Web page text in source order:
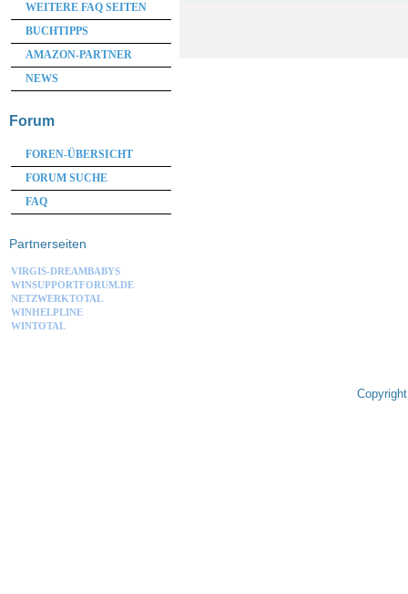
WEITERE FAQ SEITEN
BUCHTIPPS
AMAZON-PARTNER
NEWS
Forum
FOREN-ÜBERSICHT
FORUM SUCHE
FAQ
Partnerseiten
VIRGIS-DREAMBABYS
WINSUPPORTFORUM.DE
NETZWERKTOTAL
WINHELPLINE
WINTOTAL